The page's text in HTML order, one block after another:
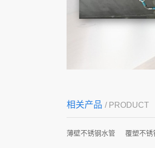
相关产品 / PRODUCT
薄壁不锈钢水管 覆塑不锈